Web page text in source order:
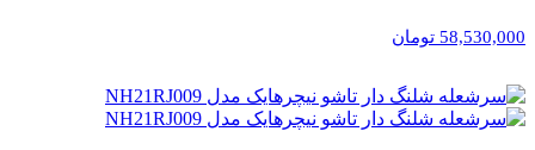
58,530,000 تومان